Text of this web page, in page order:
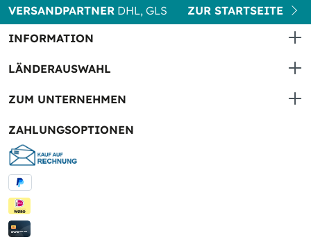
VERSANDPARTNER DHL, GLS
ZUR STARTSEITE
INFORMATION
LÄNDERAUSWAHL
ZUM UNTERNEHMEN
ZAHLUNGSOPTIONEN